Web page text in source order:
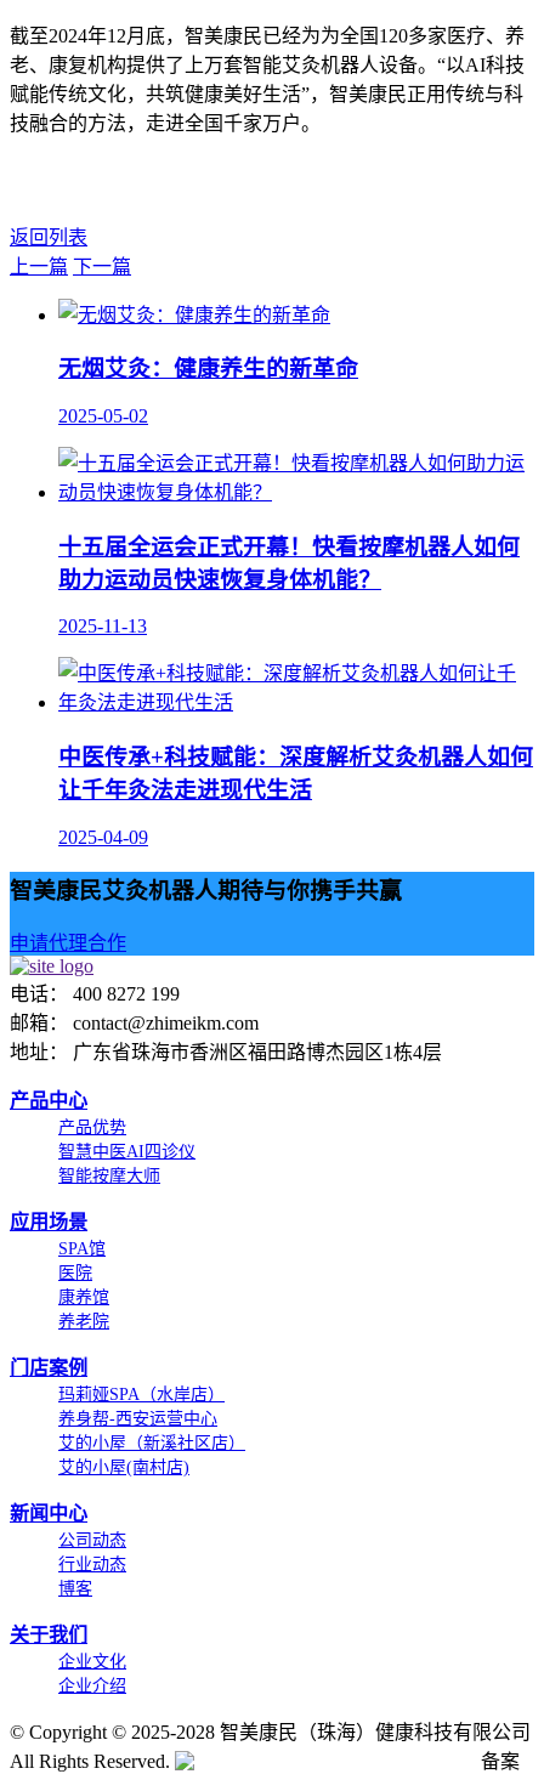
截至2024年12月底，智美康民已经为为全国120多家医疗、养
老、康复机构提供了上万套智能艾灸机器人设备。“以AI科技
赋能传统文化，共筑健康美好生活”，智美康民正用传统与科
技融合的方法，走进全国千家万户。
返回列表
上一篇 下一篇
无烟艾灸：健康养生的新革命
2025-05-02
十五届全运会正式开幕！快看按摩机器人如何
助力运动员快速恢复身体机能？
2025-11-13
中医传承+科技赋能：深度解析艾灸机器人如何
让千年灸法走进现代生活
2025-04-09
智美康民艾灸机器人期待与你携手共赢
申请代理合作
电话： 400 8272 199
邮箱： contact@zhimeikm.com
地址： 广东省珠海市香洲区福田路博杰园区1栋4层
产品中心
产品优势
智慧中医AI四诊仪
智能按摩大师
应用场景
SPA馆
医院
康养馆
养老院
门店案例
玛莉娅SPA（水岸店）
养身帮-西安运营中心
艾的小屋（新溪社区店）
艾的小屋(南村店)
新闻中心
公司动态
行业动态
博客
关于我们
企业文化
企业介绍
© Copyright © 2025-2028 智美康民（珠海）健康科技有限公司
All Rights Reserved.
备案